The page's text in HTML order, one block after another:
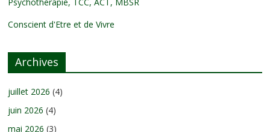
Conscient d'Etre et de Vivre
Archives
juillet 2026 (4)
juin 2026 (4)
mai 2026 (3)